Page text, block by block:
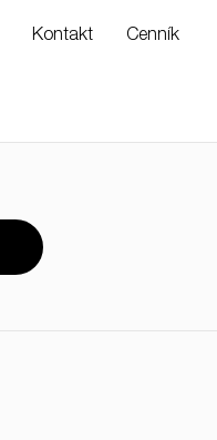
Kontakt Cenník